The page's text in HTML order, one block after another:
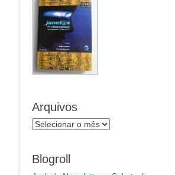
Arquivos
Arquivos
Blogroll